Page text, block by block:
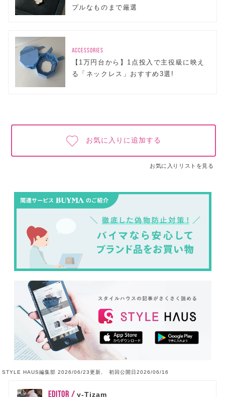
プルなものまで厳選
ACCESSORIES
【1万円台から】1点投入で主役級に映え
る「ネックレス」おすすめ3選!
お気に入りに追加する
お気に入りリストを見る
STYLE HAUS編集部 2026/06/23更新, 初回公開日2026/06/16
EDITOR /y-Tizam